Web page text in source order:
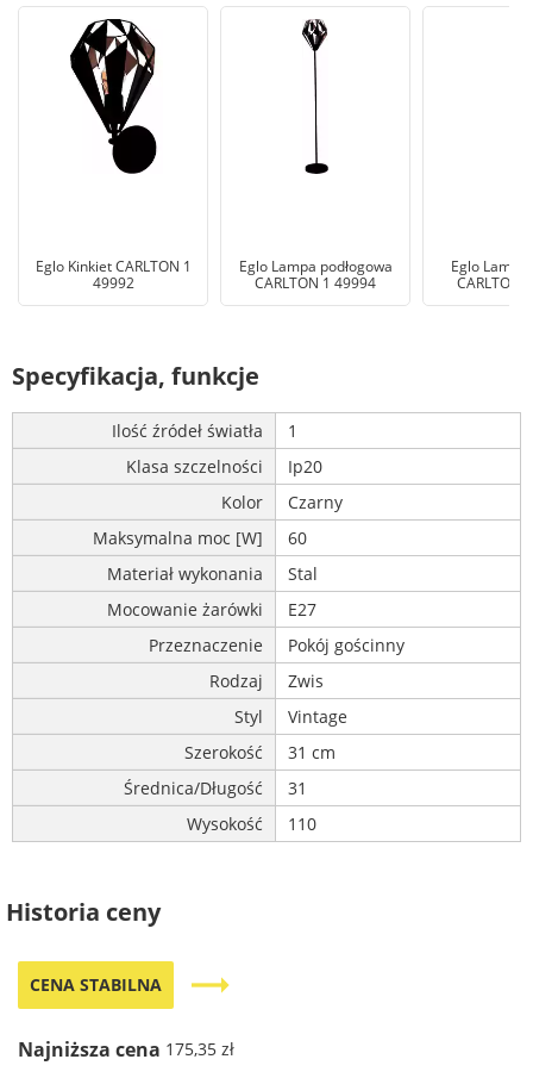
Eglo Kinkiet CARLTON 1
49992
Eglo Lampa podłogowa
CARLTON 1 49994
Eglo
CARLTON
Specyfikacja, funkcje
Ilość źródeł światła
1
Klasa szczelności
Ip20
Kolor
Czarny
Maksymalna moc [W]
60
Materiał wykonania
Stal
Mocowanie żarówki
E27
Przeznaczenie
Pokój gościnny
Rodzaj
Zwis
Styl
Vintage
Szerokość
31 cm
Średnica/Długość
31
Wysokość
110
Historia ceny
CENA STABILNA trending_flat
Najniższa cena 175,35 zł